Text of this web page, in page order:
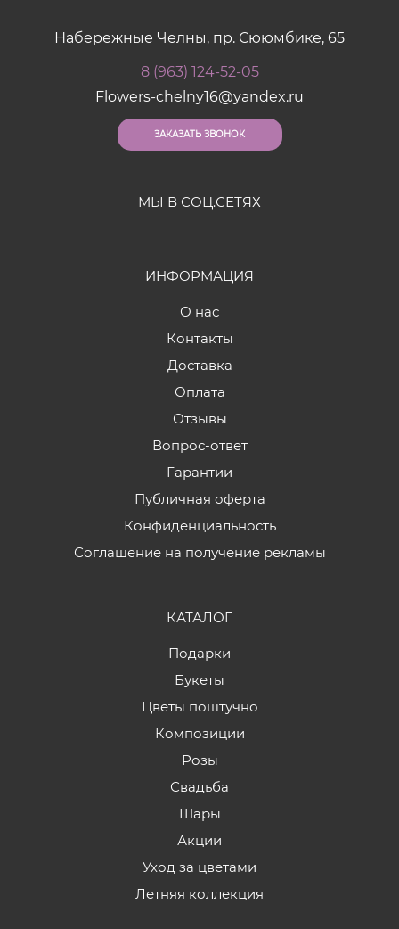
Набережные Челны, пр. Сююмбике, 65
8 (963) 124-52-05
Flowers-chelny16@yandex.ru
ЗАКАЗАТЬ ЗВОНОК
МЫ В СОЦ.СЕТЯХ
ИНФОРМАЦИЯ
О нас
Контакты
Доставка
Оплата
Отзывы
Вопрос-ответ
Гарантии
Публичная оферта
Конфиденциальность
Соглашение на получение рекламы
КАТАЛОГ
Подарки
Букеты
Цветы поштучно
Композиции
Розы
Свадьба
Шары
Акции
Уход за цветами
Летняя коллекция